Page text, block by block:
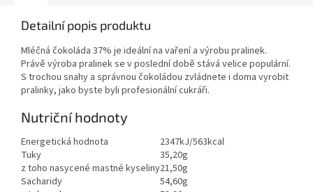
Detailní popis produktu
Mléčná čokoláda 37% je ideální na vaření a výrobu pralinek.
Právě výroba pralinek se v poslední době stává velice populární.
S trochou snahy a správnou čokoládou zvládnete i doma vyrobit
pralinky, jako byste byli profesionální cukráři.
Nutriční hodnoty
Energetická hodnota
2347kJ/563kcal
Tuky
35,20g
z toho nasycené mastné kyseliny21,50g
Sacharidy
54,60g